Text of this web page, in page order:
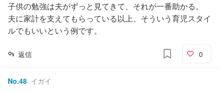
子供の勉強は夫がずっと見てきて、それが一番助かる。
夫に家計を支えてもらっている以上、そういう育児スタイ
ルでもいいという例です。
返信 0
No.48 イガイ